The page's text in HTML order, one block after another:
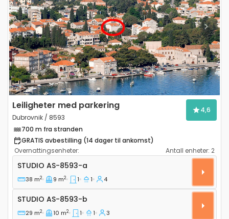
Previous Next
Leiligheter med parkering
Dubrovnik / 8593
4,6
700 m fra stranden
GRATIS avbestilling (14 dager til ankomst)
Overnattingsenheter:
Antall enheter: 2
Leilighet studio Dubrovnik AS-8593-a
STUDIO AS-8593-a
38 m2 9 m2 1 1 4
Studio AS-8593-b
STUDIO AS-8593-b
29 m2 10 m2 1 1 3